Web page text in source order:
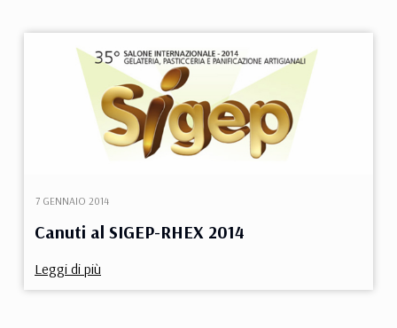
Canuti al SIGEP-RHEX 2014
7 GENNAIO 2014
Leggi di più